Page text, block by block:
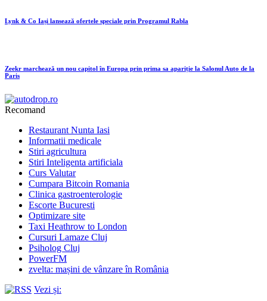
Lynk & Co Iași lansează ofertele speciale prin Programul Rabla
Zeekr marchează un nou capitol în Europa prin prima sa apariție la Salonul Auto de la
Paris
Recomand
Restaurant Nunta Iasi
Informatii medicale
Stiri agricultura
Stiri Inteligenta artificiala
Curs Valutar
Cumpara Bitcoin Romania
Clinica gastroenterologie
Escorte Bucuresti
Optimizare site
Taxi Heathrow to London
Cursuri Lamaze Cluj
Psiholog Cluj
PowerFM
zvelta: mașini de vânzare în România
Vezi și: